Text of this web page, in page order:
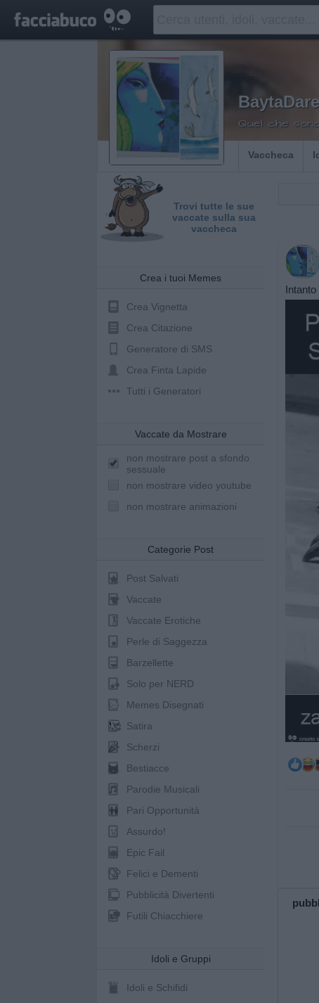
Quel che
Vaccheca
Trovi tutte le sue
vaccate sulla sua
vaccheca
Crea i tuoi Memes
Crea Vignetta
Crea Citazione
Generatore di SMS
Crea Finta Lapide
Tutti i Generatori
Vaccate da Mostrare
non mostrare post a sfondo
sessuale
non mostrare video youtube
non mostrare animazioni
Categorie Post
Post Salvati
Vaccate
Vaccate Erotiche
Perle di Saggezza
Barzellette
Solo per NERD
Memes Disegnati
Satira
Scherzi
Bestiacce
Parodie Musicali
Pari Opportunità
Assurdo!
Epic Fail
Felici e Dementi
Pubblicità Divertenti
Futili Chiacchiere
Idoli e Gruppi
Idoli e Schifidi